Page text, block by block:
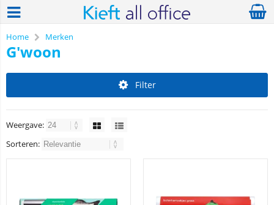
Home Merken
G'woon
Filter
Weergave:
Sorteren: